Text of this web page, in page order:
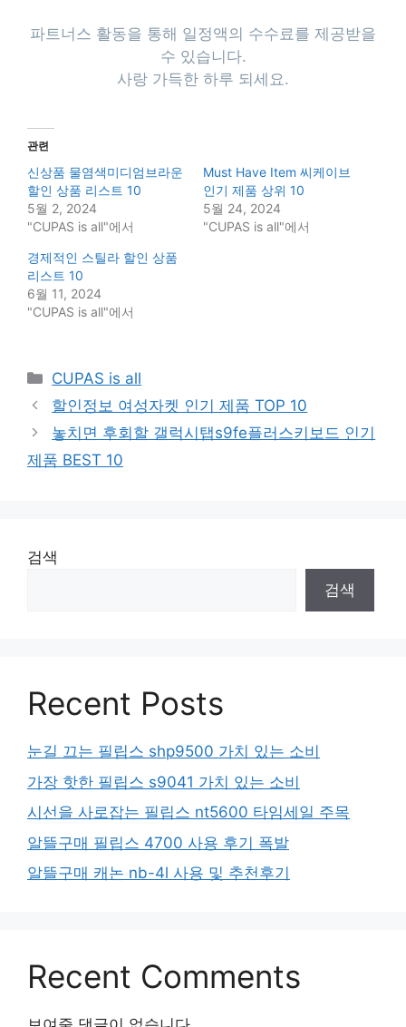
파트너스 활동을 통해 일정액의 수수료를 제공받을
수 있습니다.
사랑 가득한 하루 되세요.
관련
신상품 물염색미디엄브라운
할인 상품 리스트 10
5월 2, 2024
"CUPAS is all"에서
Must Have Item 씨케이브
인기 제품 상위 10
5월 24, 2024
"CUPAS is all"에서
경제적인 스틸라 할인 상품
리스트 10
6월 11, 2024
"CUPAS is all"에서
Categories
CUPAS is all
할인정보 여성자켓 인기 제품 TOP 10
놓치면 후회할 갤럭시탭s9fe플러스키보드 인기
제품 BEST 10
검색
검색
Recent Posts
눈길 끄는 필립스 shp9500 가치 있는 소비
가장 핫한 필립스 s9041 가치 있는 소비
시선을 사로잡는 필립스 nt5600 타임세일 주목
알뜰구매 필립스 4700 사용 후기 폭발
알뜰구매 캐논 nb-4l 사용 및 추천후기
Recent Comments